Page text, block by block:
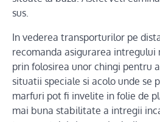
sus.
In vederea transporturilor pe
recomanda asigurarea intregului
prin folosirea unor chingi pentru
situatii speciale si acolo unde se
marfuri pot fi invelite in folie de
mai buna stabilitate a intregii